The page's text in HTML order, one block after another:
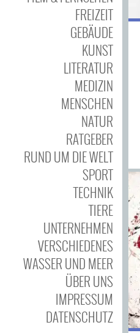
FREIZEIT
GEBÄUDE
KUNST
LITERATUR
MEDIZIN
MENSCHEN
NATUR
RATGEBER
RUND UM DIE WELT
SPORT
TECHNIK
TIERE
UNTERNEHMEN
VERSCHIEDENES
WASSER UND MEER
ÜBER UNS
IMPRESSUM
DATENSCHUTZ